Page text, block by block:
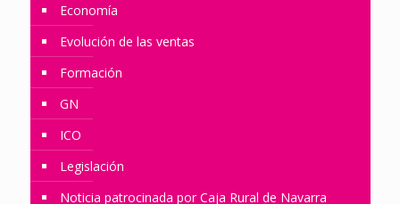
Economía
Evolución de las ventas
Formación
GN
ICO
Legislación
Noticia patrocinada por Caja Rural de Navarra